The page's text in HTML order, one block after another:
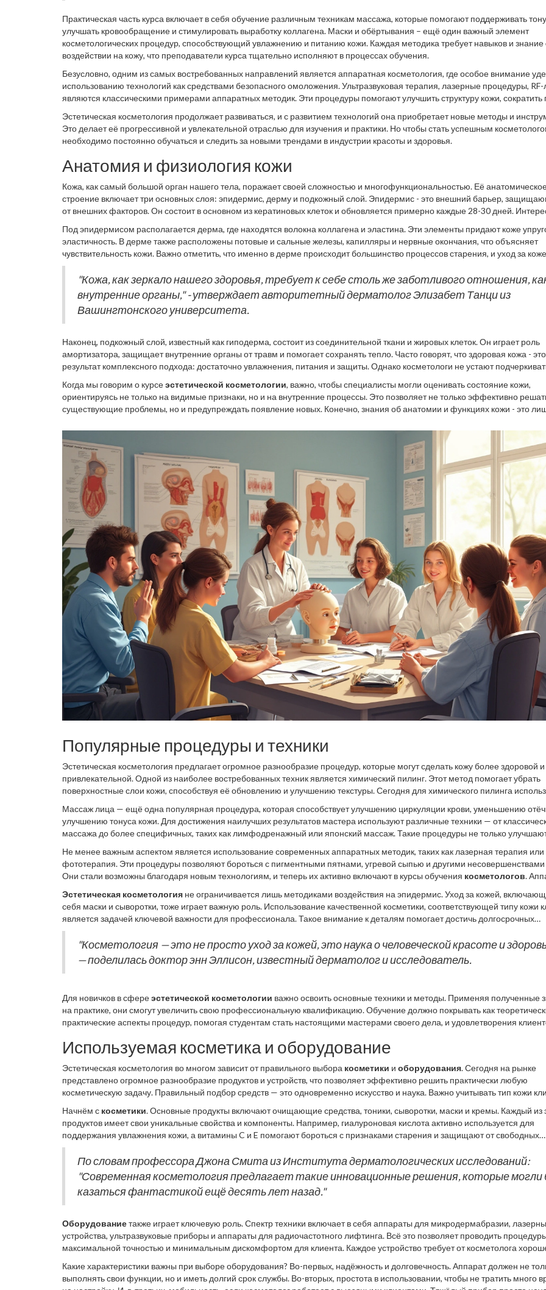
Практическая часть курса включает в себя обучение различным техникам массажа, которые помогают поддерживать
улучшать кровообращение и стимулировать выработку коллагена. Маски и обёртывания – ещё один важный элемент
косметологических процедур, способствующий увлажнению и питанию кожи. Каждая методика требует навыков и знание
воздействии на кожу, что преподаватели курса тщательно исполняют в процессах обучения.
Безусловно, одним из самых востребованных направлений является аппаратная косметология, где особое внимание
использованию технологий как средствами безопасного омоложения. Ультразвуковая терапия, лазерные процедуры,
являются классическими примерами аппаратных методик. Эти процедуры помогают улучшить структуру кожи, сократить
выполнения процедур, но и все возможные противопоказания для того, чтобы снижать риски побочных эффектов.
Эстетическая косметология продолжает развиваться, и с развитием технологий она приобретает новые методы и
Это делает её прогрессивной и увлекательной отраслью для изучения и практики. Но чтобы стать успешным
необходимо постоянно обучаться и следить за новыми трендами в индустрии красоты и здоровья.
Анатомия и физиология кожи
Кожа, как самый большой орган нашего тела, поражает своей сложностью и многофункциональностью. Её
строение включает три основных слоя: эпидермис, дерму и подкожный слой. Эпидермис - это внешний барьер,
от внешних факторов. Он состоит в основном из кератиновых клеток и обновляется примерно каждые 28-30 дней.
Под эпидермисом располагается дерма, где находятся волокна коллагена и эластина. Эти элементы придают коже
эластичность. В дерме также расположены потовые и сальные железы, капилляры и нервные окончания, что объясняет
чувствительность кожи. Важно отметить, что именно в дерме происходит большинство процессов старения, и уход за
должен быть направлен на поддержание этого слоя. По данным исследований, после 25 лет производство коллагена
уменьшается в среднем на 1% в год, что обуславливает появление первых морщин.
"Кожа, как зеркало нашего здоровья, требует к себе столь же заботливого отношения,
внутренние органы," - утверждает авторитетный дерматолог Элизабет Танци из
Вашингтонского университета.
Наконец, подкожный слой, известный как гиподерма, состоит из соединительной ткани и жировых клеток. Он играет роль
амортизатора, защищает внутренние органы от травм и помогает сохранять тепло. Часто говорят, что здоровая кожа - это
результат комплексного подхода: достаточно увлажнения, питания и защиты. Однако косметологи не устают
понять механизмы действия различных косметических средств и процедур для достижения оптимального эффекта.
Когда мы говорим о курсеэстетической косметологии, важно, чтобы специалисты могли оценивать состояние кожи,
ориентируясь не только на видимые признаки, но и на внутренние процессы. Это позволяет не только эффективно
существующие проблемы, но и предупреждать появление новых. Конечно, знания об анатомии и функциях кожи - это
Популярные процедуры и техники
Эстетическая косметология предлагает огромное разнообразие процедур, которые могут сделать кожу более здоровой и
привлекательной. Одной из наиболее востребованных техник является химический пилинг. Этот метод помогает убрать
поверхностные слои кожи, способствуя её обновлению и улучшению текстуры. Сегодня для химического пилинга
результата, который хочет достичь клиент. Специалисты по эстетической косметологии обязаны хорошо разбираться в
веществах, чтобы не причинить вред клиенту.
Массаж лица — ещё одна популярная процедура, которая способствует улучшению циркуляции крови, уменьшению
улучшению тонуса кожи. Для достижения наилучших результатов мастера используют различные техники — от
массажа до более специфичных, таких как лимфодренажный или японский массаж. Такие процедуры не только
Не менее важным аспектом является использование современных аппаратных методик, таких как лазерная терапия или
фототерапия. Эти процедуры позволяют бороться с пигментными пятнами, угревой сыпью и другими несовершенствами
Они стали возможны благодаря новым технологиям, и теперь их активно включают в курсы обучения косметологов.
знаниями, чтобы использовать их в своей практике.
Эстетическая косметология не ограничивается лишь методиками воздействия на эпидермис. Уход за кожей,
себя маски и сыворотки, тоже играет важную роль. Использование качественной косметики, соответствующей типу кожи
является задачей ключевой важности для профессионала. Такое внимание к деталям помогает достичь долгосрочных
результатов и удовлетворенности клиентов, что немаловажно в столь конкурентной среде.
"Косметология — это не просто уход за кожей, это наука о человеческой красоте и
— поделилась доктор энн Эллисон, известный дерматолог и исследователь.
Для новичков в сфереэстетической косметологии важно освоить основные техники и методы. Применяя полученные
на практике, они смогут увеличить свою профессиональную квалификацию. Обучение должно покрывать как
практические аспекты процедур, помогая студентам стать настоящими мастерами своего дела, и удовлетворения
Используемая косметика и оборудование
Эстетическая косметология во многом зависит от правильного выбора косметики и оборудования. Сегодня на рынке
представлено огромное разнообразие продуктов и устройств, что позволяет эффективно решить практически любую
косметическую задачу. Правильный подбор средств — это одновременно искусство и наука. Важно учитывать тип кожи
но и ошибиться в выборе — значит подвести клиента и нанести вред его коже.
Начнём с косметики. Основные продукты включают очищающие средства, тоники, сыворотки, маски и кремы. Каждый из
продуктов имеет свои уникальные свойства и компоненты. Например, гиалуроновая кислота активно используется для
поддержания увлажнения кожи, а витамины C и E помогают бороться с признаками старения и защищают от свободных
радикалов. Формулы лицевых масок могут включать глину, коллаген, экстракты различных растений и водорослей. Выбор
натуральной косметики, в которой отсутствуют вредные добавки, становится всё более популярным среди как
клиентов.
По словам профессора Джона Смита из Института дерматологических исследований:
"Современная косметология предлагает такие инновационные решения, которые могли
казаться фантастикой ещё десять лет назад."
Оборудованиетакже играет ключевую роль. Спектр техники включает в себя аппараты для микродермабразии,
устройства, ультразвуковые приборы и аппараты для радиочастотного лифтинга. Всё это позволяет проводить
максимальной точностью и минимальным дискомфортом для клиента. Каждое устройство требует от косметолога
регулярно проверяться. Неправильная эксплуатация может привести к серьёзным последствиям.
Какие характеристики важны при выборе оборудования? Во-первых, надёжность и долговечность. Аппарат должен не
выполнять свои функции, но и иметь долгий срок службы. Во-вторых, простота в использовании, чтобы не тратить много